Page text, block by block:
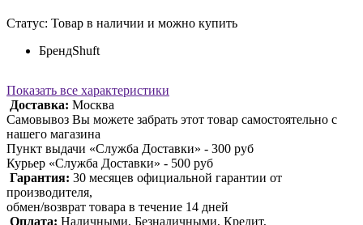
Статус: Товар в наличии и можно купить
БрендShuft
Показать все характеристики
Доставка: Москва
Самовывоз Вы можете забрать этот товар самостоятельно с
нашего магазина
Пункт выдачи «Служба Доставки» - 300 руб
Курьер «Служба Доставки» - 500 руб
Гарантия: 30 месяцев официальной гарантии от
производителя,
обмен/возврат товара в течение 14 дней
Оплата: Наличными, Безналичными, Кредит,